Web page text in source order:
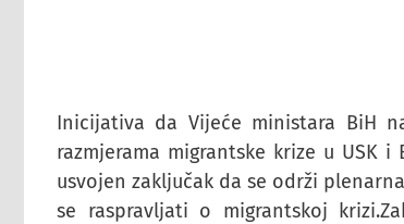
Inicijativa da Vijeće ministara BiH
razmjerama migrantske krize u USK
usvojen zaključak da se održi
se raspravljati o migrantskoj